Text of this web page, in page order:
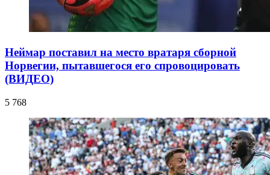
Неймар поставил на место вратаря сборной
Норвегии, пытавшегося его спровоцировать
(ВИДЕО)
5 768